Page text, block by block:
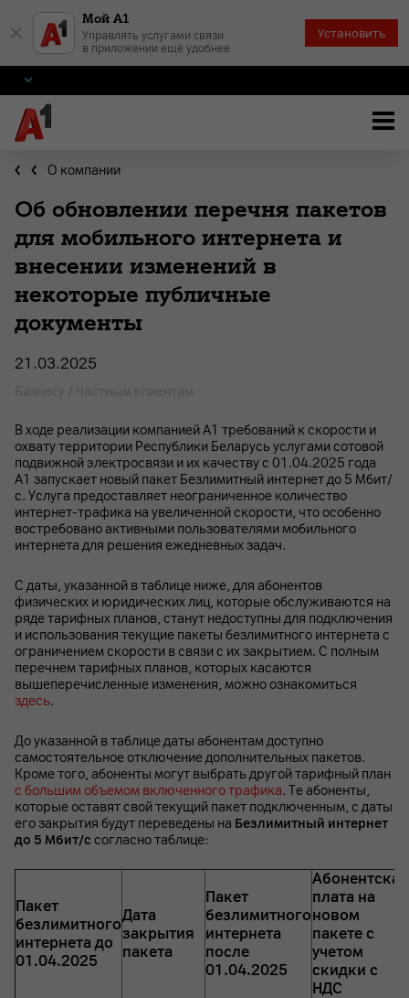
Мой А1
Управлять услугами связи
в приложении ещё удобнее
Установить
О компании
Об обновлении перечня пакетов
для мобильного интернета и
внесении изменений в
некоторые публичные
документы
21.03.2025
В ходе реализации компанией А1 требований к скорости и
охвату территории Республики Беларусь услугами сотовой
подвижной электросвязи и их качеству с 01.04.2025 года
А1 запускает новый пакет Безлимитный интернет до 5 Мбит/
с. Услуга предоставляет неограниченное количество
интернет-трафика на увеличенной скорости, что особенно
востребовано активными пользователями мобильного
интернета для решения ежедневных задач.
С даты, указанной в таблице ниже, для абонентов
физических и юридических лиц, которые обслуживаются на
ряде тарифных планов, станут недоступны для подключения
и использования текущие пакеты безлимитного интернета с
ограничением скорости в связи с их закрытием. С полным
перечнем тарифных планов, которых касаются
вышеперечисленные изменения, можно ознакомиться
здесь.
До указанной в таблице даты абонентам доступно
самостоятельное отключение дополнительных пакетов.
Кроме того, абоненты могут выбрать другой тарифный план
с большим объемом включенного трафика. Те абоненты,
которые оставят свой текущий пакет подключенным, с даты
его закрытия будут переведены на Безлимитный интернет
до 5 Мбит/с согласно таблице:
Пакет
безлимитного
интернета до
01.04.2025
Дата
закрытия
пакета
Пакет
безлимитного
интернета
после
01.04.2025
Абонентская
плата на
новом
пакете с
учетом
скидки с
НДС